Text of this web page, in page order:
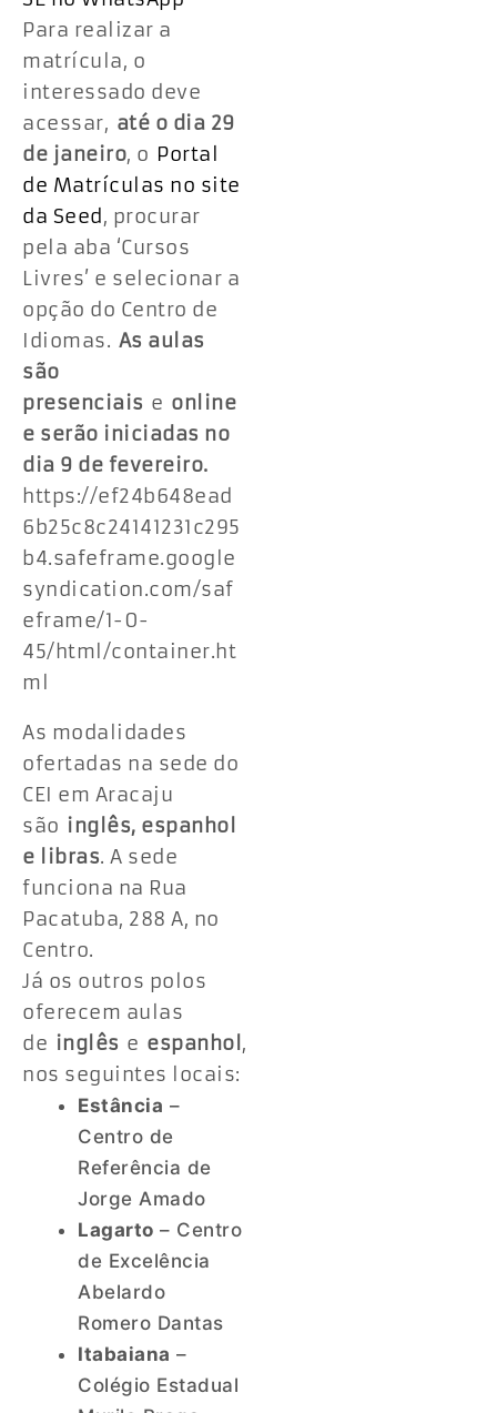
Para realizar a
matrícula, o
interessado deve
acessar, até o dia 29
de janeiro, o Portal
de Matrículas no site
da Seed, procurar
pela aba ‘Cursos
Livres’ e selecionar a
opção do Centro de
Idiomas. As aulas
são
presenciais e online
e serão iniciadas no
dia 9 de fevereiro.
https://ef24b648ead
6b25c8c24141231c295
b4.safeframe.google
syndication.com/saf
eframe/1-0-
45/html/container.ht
ml
As modalidades
ofertadas na sede do
CEI em Aracaju
são inglês, espanhol
e libras. A sede
funciona na Rua
Pacatuba, 288 A, no
Centro.
Já os outros polos
oferecem aulas
de inglês e espanhol ,
nos seguintes locais:
Estância –
Centro de
Referência de
Jorge Amado
Lagarto – Centro
de Excelência
Abelardo
Romero Dantas
Itabaiana –
Colégio Estadual